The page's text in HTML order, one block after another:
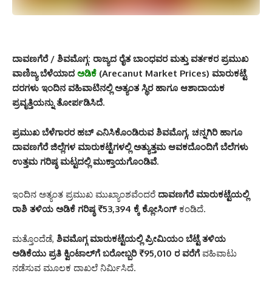
ದಾವಣಗೆರೆ / ಶಿವಮೊಗ್ಗ: ರಾಜ್ಯದ ರೈತ ಬಾಂಧವರ ಮತ್ತು ವರ್ತಕರ ಪ್ರಮುಖ
ವಾಣಿಜ್ಯ ಬೆಳೆಯಾದ ಅಡಿಕೆ (Arecanut Market Prices) ಮಾರುಕಟ್ಟೆ
ದರಗಳು ಇಂದಿನ ವಹಿವಾಟಿನಲ್ಲಿ ಅತ್ಯಂತ ಸ್ಥಿರ ಹಾಗೂ ಆಶಾದಾಯಕ
ಪ್ರವೃತ್ತಿಯನ್ನು ತೋರ್ಪಡಿಸಿದೆ.
ಪ್ರಮುಖ ಬೆಳೆಗಾರರ ಹಬ್ ಎನಿಸಿಕೊಂಡಿರುವ ಶಿವಮೊಗ್ಗ, ಚನ್ನಗಿರಿ ಹಾಗೂ
ದಾವಣಗೆರೆ ಜಿಲ್ಲೆಗಳ ಮಾರುಕಟ್ಟೆಗಳಲ್ಲಿ ಅತ್ಯುತ್ತಮ ಆವಕದೊಂದಿಗೆ ಬೆಲೆಗಳು
ಉತ್ತಮ ಗರಿಷ್ಠ ಮಟ್ಟದಲ್ಲಿ ಮುಕ್ತಾಯಗೊಂಡಿವೆ.
ಇಂದಿನ ಅತ್ಯಂತ ಪ್ರಮುಖ ಮುಖ್ಯಾಂಶವೆಂದರೆ ದಾವಣಗೆರೆ ಮಾರುಕಟ್ಟೆಯಲ್ಲಿ
ರಾಶಿ ತಳಿಯ ಅಡಿಕೆ ಗರಿಷ್ಠ ₹53,394 ಕ್ಕೆ ಕ್ಲೋಸಿಂಗ್ಕಂಡಿದೆ.
ಮತ್ತೊಂದೆಡೆ, ಶಿವಮೊಗ್ಗ ಮಾರುಕಟ್ಟೆಯಲ್ಲಿ ಪ್ರೀಮಿಯಂ ಬೆಟ್ಟೆ ತಳಿಯ
ಅಡಿಕೆಯು ಪ್ರತಿ ಕ್ವಿಂಟಾಲ್‌ಗೆ ಬರೋಬ್ಬರಿ ₹95,010 ರ ವರೆಗೆ ವಹಿವಾಟು
ನಡೆಸುವ ಮೂಲಕ ದಾಖಲೆ ನಿರ್ಮಿಸಿದೆ.